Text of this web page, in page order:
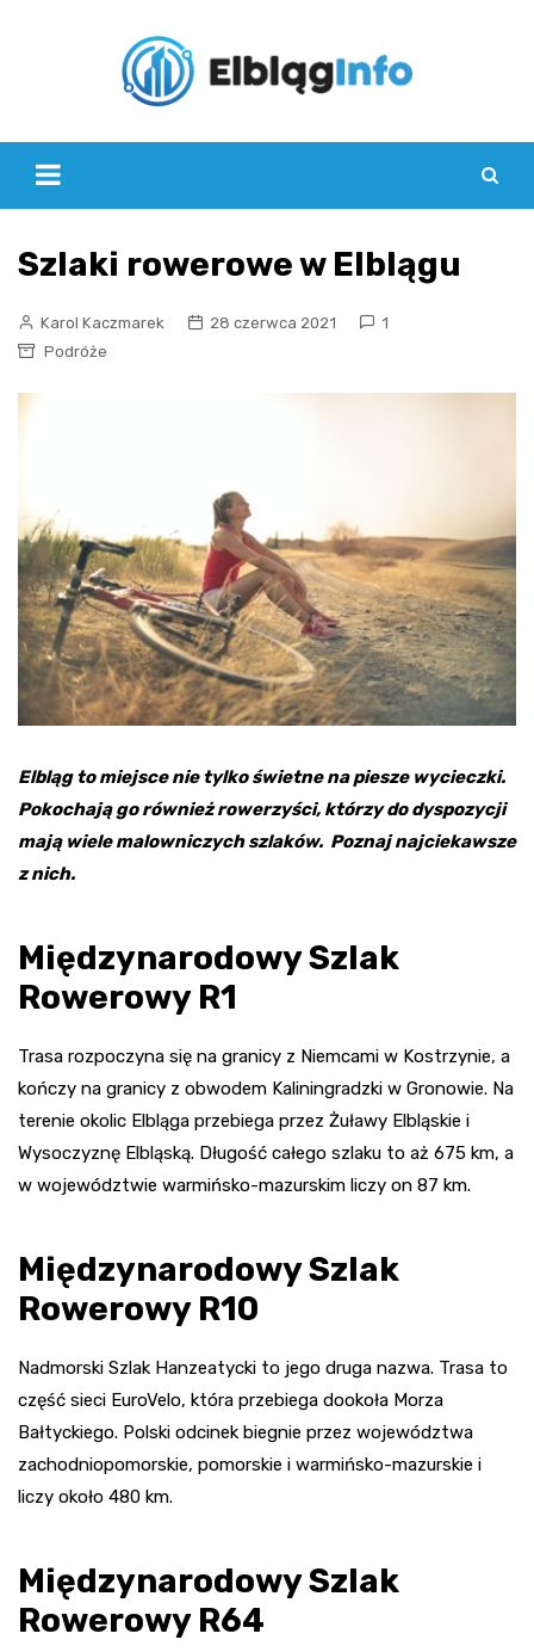
Szlaki rowerowe w Elblągu
Karol Kaczmarek 28 czerwca 2021
1
Podróże
Elbląg to miejsce nie tylko świetne na piesze wycieczki.
Pokochają go również rowerzyści, którzy do dyspozycji
mają wiele malowniczych szlaków. Poznaj najciekawsze
z nich.
Międzynarodowy Szlak
Rowerowy R1
Trasa rozpoczyna się na granicy z Niemcami w Kostrzynie, a
kończy na granicy z obwodem Kaliningradzki w Gronowie. Na
terenie okolic Elbląga przebiega przez Żuławy Elbląskie i
Wysoczyznę Elbląską. Długość całego szlaku to aż 675 km, a
w województwie warmińsko-mazurskim liczy on 87 km.
Międzynarodowy Szlak
Rowerowy R10
Nadmorski Szlak Hanzeatycki to jego druga nazwa. Trasa to
część sieci EuroVelo, która przebiega dookoła Morza
Bałtyckiego. Polski odcinek biegnie przez województwa
zachodniopomorskie, pomorskie i warmińsko-mazurskie i
liczy około 480 km.
Międzynarodowy Szlak
Rowerowy R64